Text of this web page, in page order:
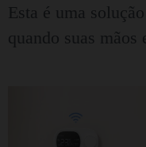
Esta é uma
quando suas mãos